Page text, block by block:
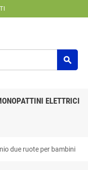
search
ELETTRICI
due ruote per bambini